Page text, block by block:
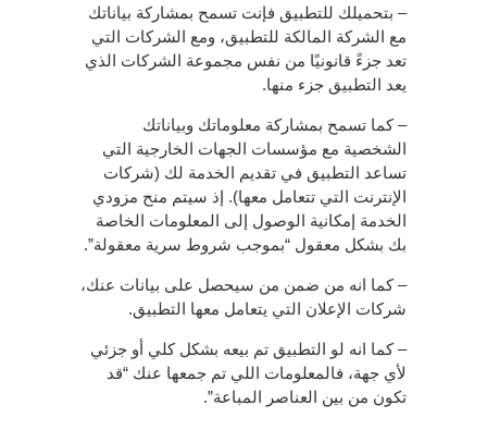
– بتحميلك للتطبيق فإنت تسمح بمشاركة بياناتك
مع الشركة المالكة للتطبيق، ومع الشركات التي
تعد جزءً قانونيًا من نفس مجموعة الشركات الذي
يعد التطبيق جزء منها.
– كما تسمح بمشاركة معلوماتك وبياناتك
الشخصية مع مؤسسات الجهات الخارجية التي
تساعد التطبيق في تقديم الخدمة لك (شركات
الإنترنت التي تتعامل معها). إذ سيتم منح مزودي
الخدمة إمكانية الوصول إلى المعلومات الخاصة
بك بشكل معقول “بموجب شروط سرية معقولة”.
– كما انه من ضمن من سيحصل على بيانات عنك،
شركات الإعلان التي يتعامل معها التطبيق.
– كما انه لو التطبيق تم بيعه بشكل كلي أو جزئي
لأي جهة، فالمعلومات اللي تم جمعها عنك “قد
تكون من بين العناصر المباعة”.